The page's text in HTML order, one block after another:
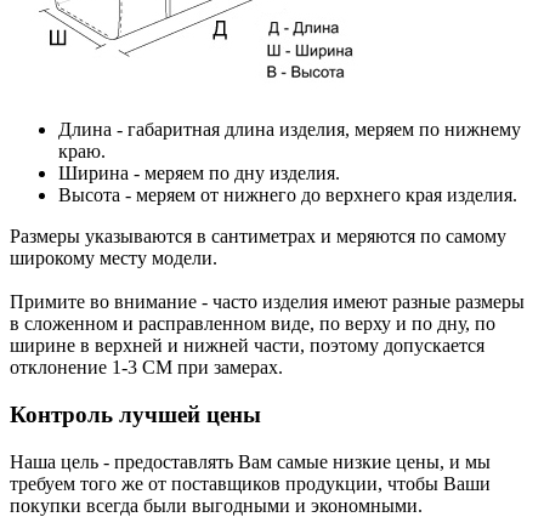
Длина - габаритная длина изделия, меряем по нижнему
краю.
Ширина - меряем по дну изделия.
Высота - меряем от нижнего до верхнего края изделия.
Размеры указываются в сантиметрах и меряются по самому
широкому месту модели.
Примите во внимание - часто изделия имеют разные размеры
в сложенном и расправленном виде, по верху и по дну, по
ширине в верхней и нижней части, поэтому допускается
отклонение 1-3 СМ при замерах.
Контроль лучшей цены
Наша цель - предоставлять Вам самые низкие цены, и мы
требуем того же от поставщиков продукции, чтобы Ваши
покупки всегда были выгодными и экономными.